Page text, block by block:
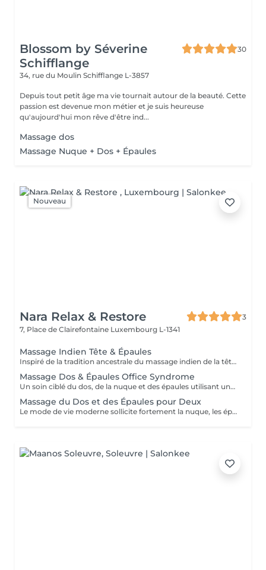
Blossom by Séverine
Schifflange
30
34, rue du Moulin Schifflange L-3857
Depuis tout petit âge ma vie tournait autour de la beauté. Cette
passion est devenue mon métier et je suis heureuse
qu'aujourd'hui mon rêve d'être ind...
Massage dos
Massage Nuque + Dos + Épaules
Nouveau
Nara Relax & Restore
3
7, Place de Clairefontaine Luxembourg L-1341
Massage Indien Tête & Épaules
Inspiré de la tradition ancestrale du massage indien de la tête, ce soin profondément relaxant cible la tête, la nuque, les épaules, le haut du dos et les bras. Une huile d'argan de qualité supérieure est délicatement massée sur le cuir chevelu et les cheveux, tandis que des techniques ciblées aident à relâcher les tensions, apaiser l'esprit et revitaliser les cheveux ainsi que le cuir chevelu.
Massage Dos & Épaules Office Syndrome
Un soin ciblé du dos, de la nuque et des épaules utilisant une combinaison de techniques manuelles, de pressions avec les pouces, les avant-bras et les coudes. Idéal pour soulager les tensions musculaires, les raideurs et l'inconfort liés au travail de bureau, à une position assise prolongée ou au stress quotidien. Ce traitement aide à retrouver confort et souplesse dans le haut du corps.
Massage du Dos et des Épaules pour Deux
Le mode de vie moderne sollicite fortement la nuque, les épaules et le haut du dos. Ce traitement ciblé utilise différentes techniques de massage pour aider à relâcher les tensions accumulées, réduire les raideurs musculaires et retrouver une agréable sensation de confort. Un excellent choix pour deux personnes souhaitant se détendre ensemble et faire une pause dans le rythme du quotidien.